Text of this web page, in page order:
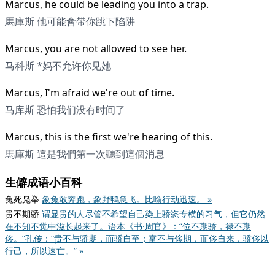
Marcus, he could be leading you into a trap.
馬庫斯 他可能會帶你跳下陷阱
Marcus, you are not allowed to see her.
马科斯 *妈不允许你见她
Marcus, I'm afraid we're out of time.
马库斯 恐怕我们没有时间了
Marcus, this is the first we're hearing of this.
馬庫斯 這是我們第一次聽到這個消息
生僻成语小百科
兔死凫举 象兔敢奔跑，象野鸭急飞。比喻行动迅速。 »
贵不期骄 谓显贵的人尽管不希望自己染上骄恣专横的习气，但它仍然
在不知不觉中滋长起来了。语本《书·周官》：“位不期骄，禄不期
侈。”孔传：“贵不与骄期，而骄自至；富不与侈期，而侈自来，骄侈以
行己，所以速亡。” »